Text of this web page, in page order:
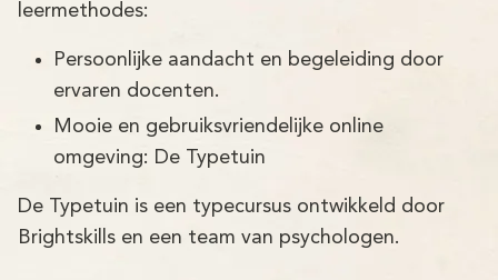
leermethodes:
Persoonlijke aandacht en begeleiding door
ervaren docenten.
Mooie en gebruiksvriendelijke online
omgeving: De Typetuin
De Typetuin is een typecursus ontwikkeld door
Brightskills en een team van psychologen.